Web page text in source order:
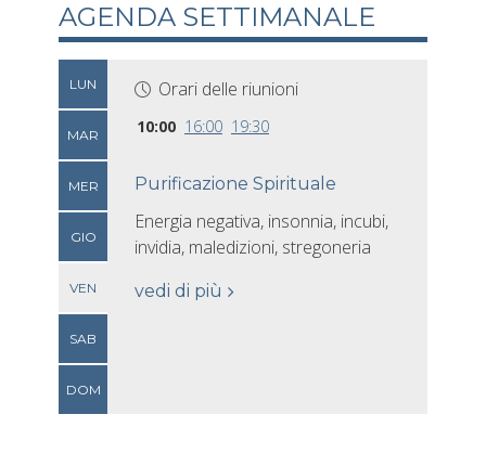
AGENDA SETTIMANALE
LUN
MAR
MER
GIO
VEN
SAB
DOM
Orari delle riunioni
10:00 16:00 19:30
Purificazione Spirituale
Energia negativa, insonnia, incubi,
invidia, maledizioni, stregoneria
vedi di più